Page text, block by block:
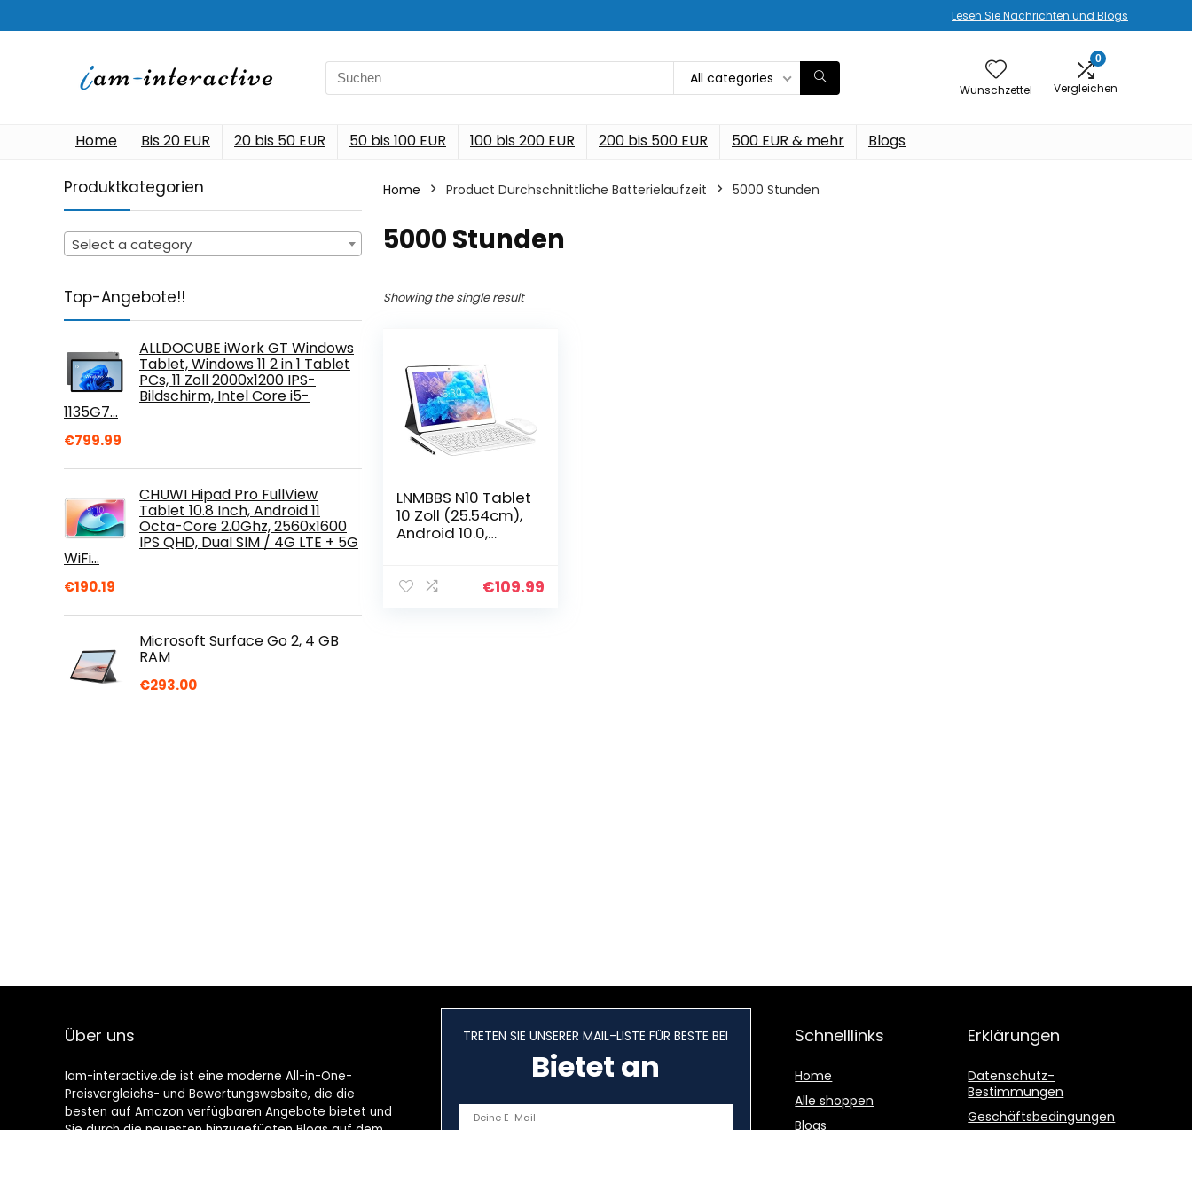
Lesen Sie Nachrichten und Blogs
Search
for:
All categories
Wunschzettel
0
Vergleichen
Home Bis 20 EUR 20 bis 50 EUR 50 bis 100 EUR 100 bis 200 EUR 200 bis 500 EUR 500 EUR & mehr Blogs
Produktkategorien
Select a category
Top-Angebote!!
ALLDOCUBE iWork GT Windows
Tablet, Windows 11 2 in 1 Tablet
PCs, 11 Zoll 2000x1200 IPS-
Bildschirm, Intel Core i5-
1135G7…
€799.99
CHUWI Hipad Pro FullView
Tablet 10.8 Inch, Android 11
Octa-Core 2.0Ghz, 2560x1600
IPS QHD, Dual SIM / 4G LTE + 5G
WiFi…
€190.19
Microsoft Surface Go 2, 4 GB
RAM
€293.00
Home Product Durchschnittliche Batterielaufzeit ‎5000 Stunden
‎5000 Stunden
Showing the single result
LNMBBS N10 Tablet
10 Zoll (25.54cm),
Android 10.0,
64GB ROM,
€109.99
Über uns
Iam-interactive.de ist eine moderne All-in-One-
Preisvergleichs- und Bewertungswebsite, die die
besten auf Amazon verfügbaren Angebote bietet und
Sie durch die neuesten hinzugefügten Blogs auf dem
TRETEN SIE UNSERER MAIL-LISTE FÜR BESTE BEI
Bietet an
Schnelllinks
Home
Alle shoppen
Blogs
Erklärungen
Datenschutz-
Bestimmungen
Geschäftsbedingungen